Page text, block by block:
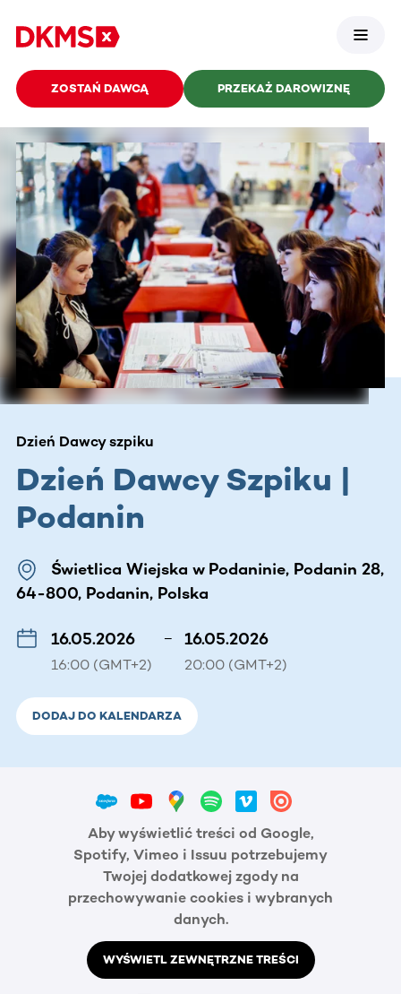
ZOSTAŃ DAWCĄ PRZEKAŻ DAROWIZNĘ
Dzień Dawcy szpiku
Dzień Dawcy Szpiku |
Podanin
Świetlica Wiejska w Podaninie, Podanin 28,
64-800, Podanin, Polska
16.05.2026
16:00 (GMT+2)
– 16.05.2026
20:00 (GMT+2)
DODAJ DO KALENDARZA
Aby wyświetlić treści od Google,
Spotify, Vimeo i Issuu potrzebujemy
Twojej dodatkowej zgody na
przechowywanie cookies i wybranych
danych.
WYŚWIETL ZEWNĘTRZNE TREŚCI